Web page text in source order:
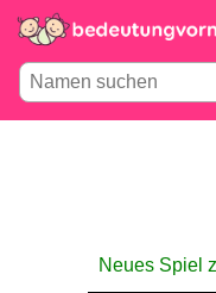
Neues Spiel